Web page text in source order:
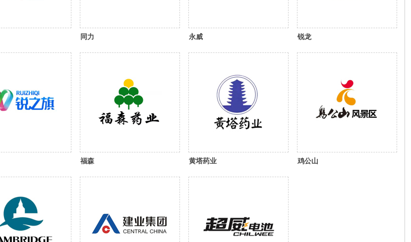
同力 永威 锐龙
福森 黄塔药业 鸡公山